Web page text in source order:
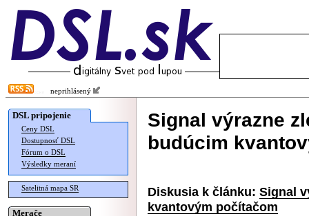
neprihlásený
DSL pripojenie
Ceny DSL
Dostupnosť DSL
Fórum o DSL
Výsledky meraní
Satelitná mapa SR
Merače
Signal výrazne
budúcim
Diskusia k článku: Signal
kvantovým počítačom